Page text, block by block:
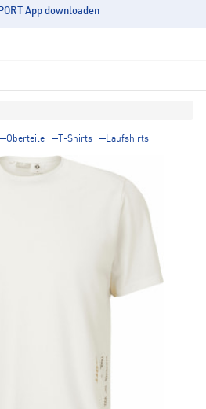
App downloaden
Oberteile T-Shirts Laufshirts